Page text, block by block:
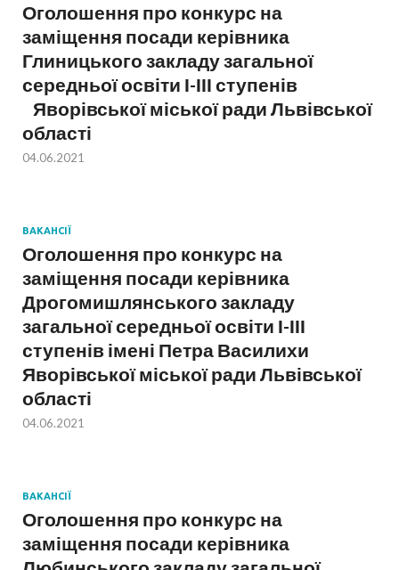
Оголошення про конкурс на
заміщення посади керівника
Глиницького закладу загальної
середньої освіти І-ІІІ ступенів
Яворівської міської ради Львівської
області
04.06.2021
ВАКАНСІЇ
Оголошення про конкурс на
заміщення посади керівника
Дрогомишлянського закладу
загальної середньої освіти І-ІІІ
ступенів імені Петра Василихи
Яворівської міської ради Львівської
області
04.06.2021
ВАКАНСІЇ
Оголошення про конкурс на
заміщення посади керівника